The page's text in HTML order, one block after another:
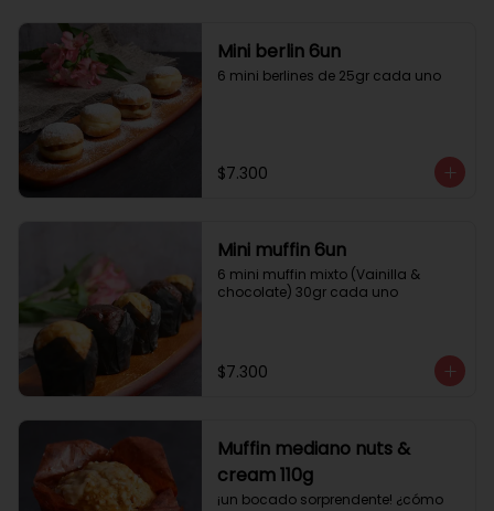
Mini berlin 6un
6 mini berlines de 25gr cada uno
$7.300
Mini muffin 6un
6 mini muffin mixto (Vainilla &
chocolate) 30gr cada uno
$7.300
Muffin mediano nuts &
cream 110g
¡un bocado sorprendente! ¿cómo